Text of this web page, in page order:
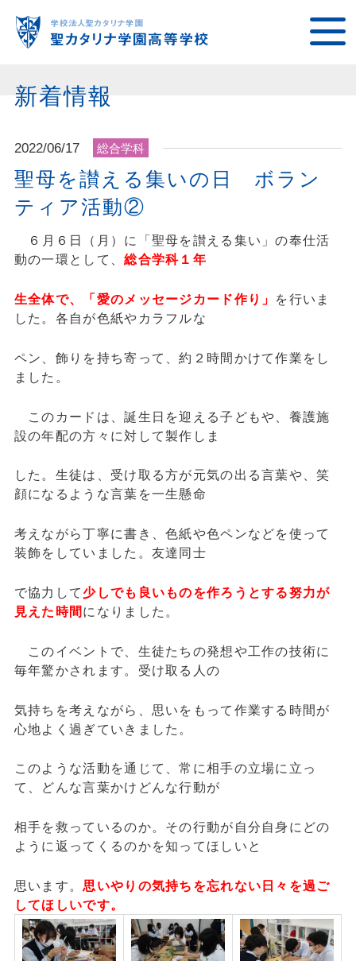
新着情報
2022/06/17 総合学科
聖母を讃える集いの日 ボラン
ティア活動②
６ 月６日（月）に「聖母を讃える集い」の奉仕活
動の一環として、総合学科１年
生全体で、「愛のメッセージカード作り」 を行いま
した。各自が色紙やカラフルな
ペン、飾りを持ち寄って、約２時間かけて作業をし
ました。
このカードは、誕生日を迎える子どもや、養護施
設の年配の方々に対して製作しま
した。生徒は、受け取る方が元気の出る言葉や、笑
顔になるような言葉を一生懸命
考えながら丁寧に書き、色紙や色ペンなどを使って
装飾をしていました。友達同士
で協力して少しでも良いものを作ろうとする努力が
見えた時間 になりました。
このイベントで、生徒たちの発想や工作の技術に
毎年驚かされます。受け取る人の
気持ちを考えながら、思いをもって作業する時間が
心地よく過ぎていきました。
このような活動を通じて、常に相手の立場に立っ
て、どんな言葉かけどんな行動が
相手を救っているのか。その行動が自分自身にどの
ように返ってくるのかを知ってほしいと
思います。思いやりの気持ちを忘れない日々を過ご
してほしいです。